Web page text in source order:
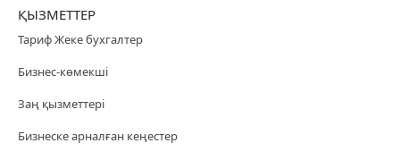
ҚЫЗМЕТТЕР
Тариф Жеке бухгалтер
Бизнес-көмекші
Заң қызметтері
Бизнеске арналған кеңестер